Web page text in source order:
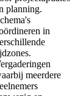
planning.
in
meerdere